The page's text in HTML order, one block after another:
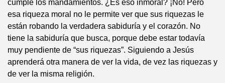
cumple los mandamientos. ¿Es eso inmoral? ¡No! Pero
esa riqueza moral no le permite ver que sus riquezas le
están robando la verdadera sabiduría y el corazón. No
tiene la sabiduría que busca, porque debe estar todavía
muy pendiente de “sus riquezas”. Siguiendo a Jesús
aprenderá otra manera de ver la vida, de vez las riquezas y
de ver la misma religión.